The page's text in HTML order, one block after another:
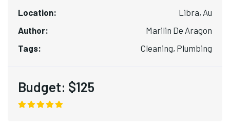
Location:
Libra, Au
Author:
Marilin De Aragon
Tags:
Cleaning, Plumbing
Budget: $125